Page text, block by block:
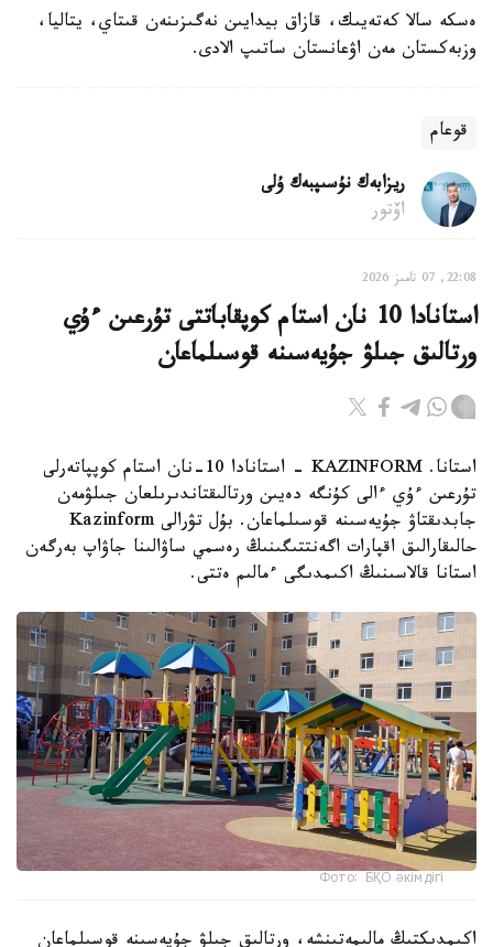
ەسكە سالا كەتەيىك، قازاق بيدايىن نەگىزىنەن قىتاي، يتاليا،
وزبەكستان مەن اۋعانستان ساتىپ الادى.
قوعام
ريزابەك نۇسىپبەك ۇلى
اۆتور
22:08, 07 تامىز 2026
استانادا 10 نان استام كوپقاباتتى تۇرعىن ءۇي
ورتالىق جىلۋ جۇيەسىنە قوسىلماعان
استانا. KAZINFORM - استانادا 10-نان استام كوپپاتەرلى
تۇرعىن ءۇي ءالى كۇنگە دەيىن ورتالىقتاندىرىلعان جىلۋمەن
جابدىقتاۋ جۇيەسىنە قوسىلماعان. بۇل تۋرالى Kazinform
حالىقارالىق اقپارات اگەنتتىگىنىڭ رەسمي ساۋالىنا جاۋاپ بەرگەن
استانا قالاسىنىڭ اكىمدىگى ءمالىم ەتتى.
Фото: БҚО әкімдігі